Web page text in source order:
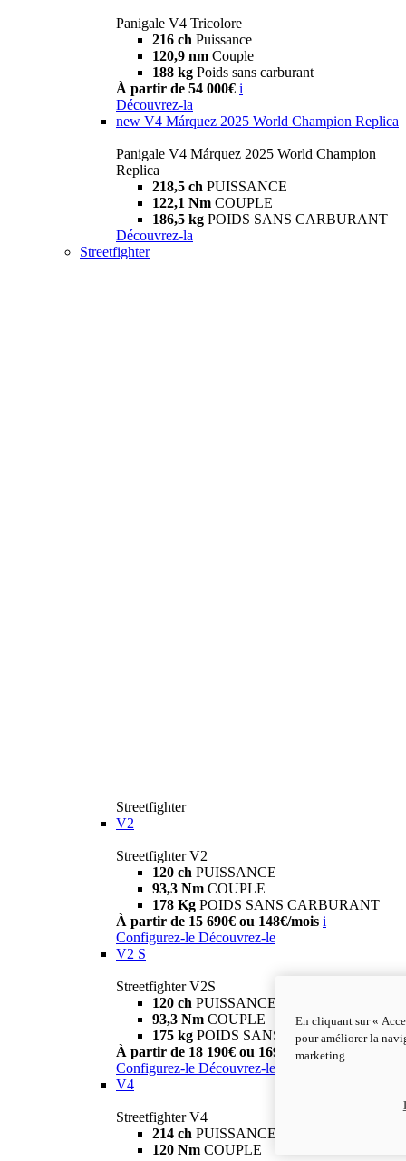
Panigale V4 Tricolore
216 ch Puissance
120,9 nm Couple
188 kg Poids sans carburant
À partir de 54 000€ i
Découvrez-la
new V4 Márquez 2025 World Champion Replica
Panigale V4 Márquez 2025 World Champion
Replica
218,5 ch PUISSANCE
122,1 Nm COUPLE
186,5 kg POIDS SANS CARBURANT
Découvrez-la
Streetfighter
Streetfighter
V2
Streetfighter V2
120 ch PUISSANCE
93,3 Nm COUPLE
178 Kg POIDS SANS CARBURANT
À partir de 15 690€ ou 148€/mois i
Configurez-le Découvrez-le
V2 S
Streetfighter V2S
120 ch PUISSANCE
93,3 Nm COUPLE
175 kg POIDS SANS CARBURANT
À partir de 18 190€ ou 169€/mois i
Configurez-le Découvrez-le
V4
Streetfighter V4
214 ch PUISSANCE
120 Nm COUPLE
En cliquant sur «
pour améliorer la
marketing.